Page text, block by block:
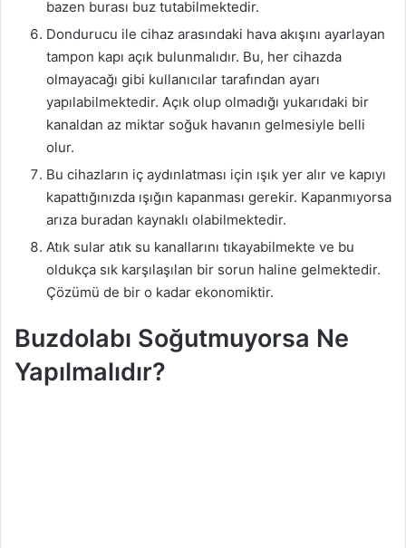
bazen burası buz tutabilmektedir.
Dondurucu ile cihaz arasındaki hava akışını ayarlayan
tampon kapı açık bulunmalıdır. Bu, her cihazda
olmayacağı gibi kullanıcılar tarafından ayarı
yapılabilmektedir. Açık olup olmadığı yukarıdaki bir
kanaldan az miktar soğuk havanın gelmesiyle belli
olur.
Bu cihazların iç aydınlatması için ışık yer alır ve kapıyı
kapattığınızda ışığın kapanması gerekir. Kapanmıyorsa
arıza buradan kaynaklı olabilmektedir.
Atık sular atık su kanallarını tıkayabilmekte ve bu
oldukça sık karşılaşılan bir sorun haline gelmektedir.
Çözümü de bir o kadar ekonomiktir.
Buzdolabı Soğutmuyorsa Ne
Yapılmalıdır?